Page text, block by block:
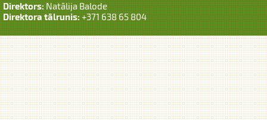
Direktors:Natālija Balode
Direktora tālrunis:+371 638 65 804